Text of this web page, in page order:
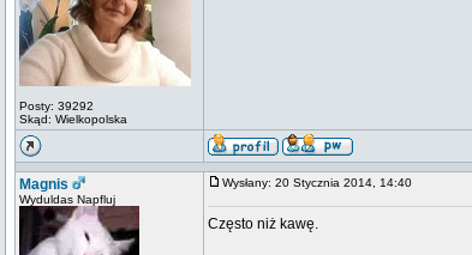
Posty: 39292
Skąd: Wielkopolska
Magnis
Wyduldas Napfluj
Wysłany: 20 Stycznia 2014, 14:40
Często niż kawę.